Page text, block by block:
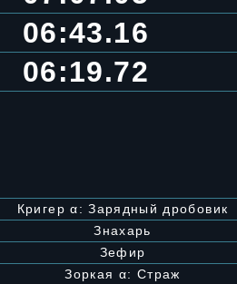
06:43.16
06:19.72
Кригер α: Зарядный дробовик
Знахарь
Зефир
Зоркая α: Страж